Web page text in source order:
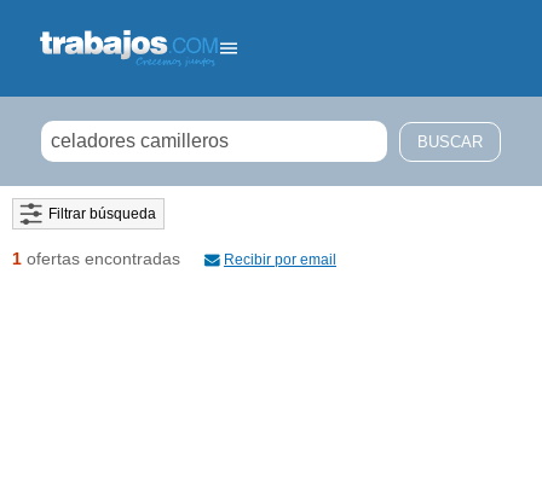
Filtrar búsqueda
1 ofertas encontradas Recibir por email